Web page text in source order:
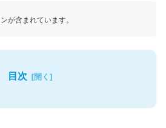
が含まれています。
目次